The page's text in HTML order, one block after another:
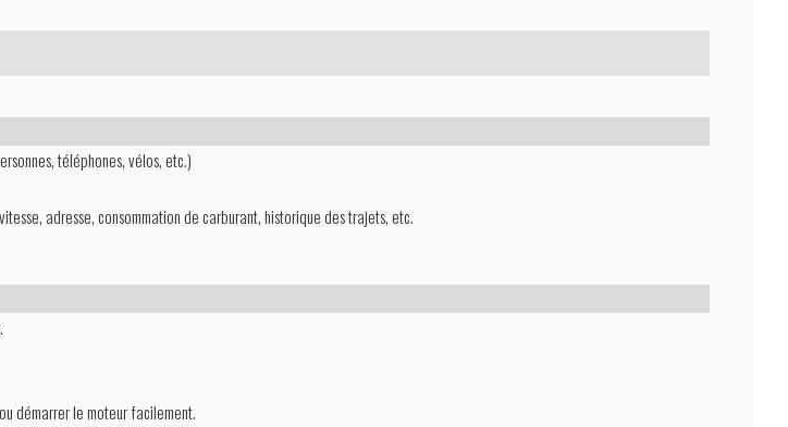
téléphones, vélos, etc.)
adresse, consommation de carburant, historique des trajets, etc.
démarrer le moteur facilement.